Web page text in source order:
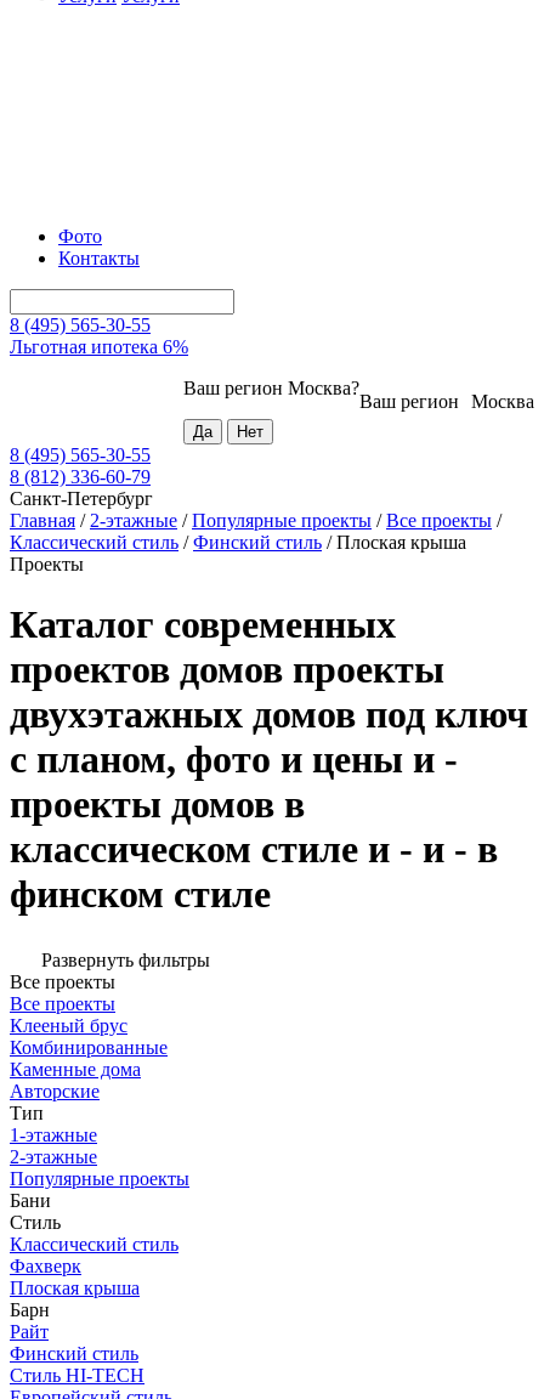
Фото
Контакты
8 (495) 565-30-55
Льготная ипотека 6%
Москва
Ваш регион
Ваш регион Москва?
8 (495) 565-30-55
8 (812) 336-60-79
Санкт-Петербург
Главная / 2-этажные /Популярные проекты /Все проекты /
Классический стиль /Финский стиль /Плоская крыша
Проекты
Каталог современных
проектов домов проекты
двухэтажных домов под ключ
с планом, фото и цены и -
проекты домов в
классическом стиле и - и - в
финском стиле
Развернуть фильтры
Все проекты
Все проекты
Клееный брус
Комбинированные
Каменные дома
Авторские
Тип
1-этажные
2-этажные
Популярные проекты
Бани
Стиль
Классический стиль
Фахверк
Плоская крыша
Барн
Райт
Финский стиль
Стиль HI-TECH